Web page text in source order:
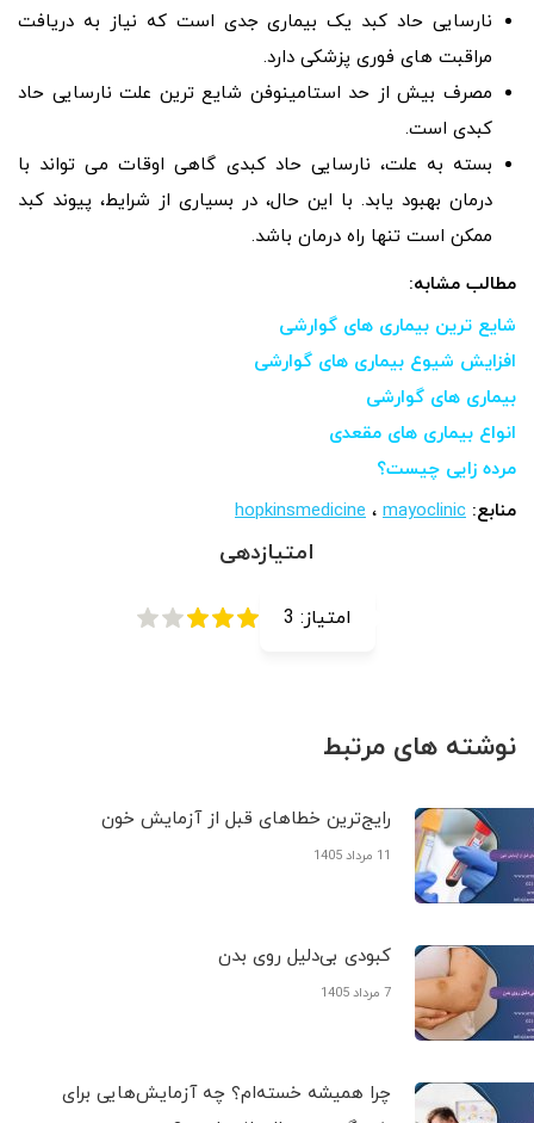
نارسایی حاد کبد یک بیماری جدی است که نیاز به دریافت
مراقبت های فوری پزشکی دارد.
مصرف بیش از حد استامینوفن شایع ترین علت نارسایی حاد
کبدی است.
بسته به علت، نارسایی حاد کبدی گاهی اوقات می تواند با
درمان بهبود یابد. با این حال، در بسیاری از شرایط، پیوند کبد
ممکن است تنها راه درمان باشد.
مطالب مشابه:
شایع ترین بیماری های گوارشی
افزایش شیوع بیماری های گوارشی
بیماری های گوارشی
انواع بیماری های مقعدی
مرده زایی چیست؟
منابع:
hopkinsmedicine ، mayoclinic
امتیازدهی
امتیاز: 3
نوشته های مرتبط
رایج‌ترین خطاهای قبل از آزمایش خون
11 مرداد 1405
کبودی‌ بی‌دلیل روی بدن
7 مرداد 1405
چرا همیشه خسته‌ام؟ چه آزمایش‌هایی برای